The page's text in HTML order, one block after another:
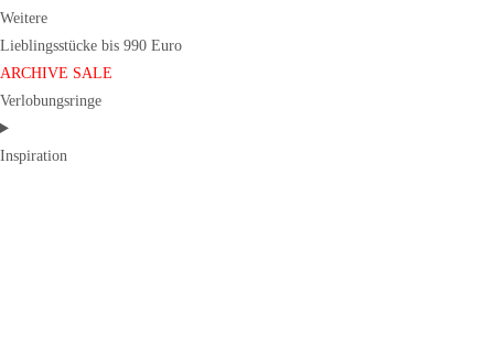
Weitere
Lieblingsstücke bis 990 Euro
ARCHIVE SALE
Verlobungsringe
Inspiration